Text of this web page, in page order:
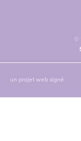
©
un projet web signé